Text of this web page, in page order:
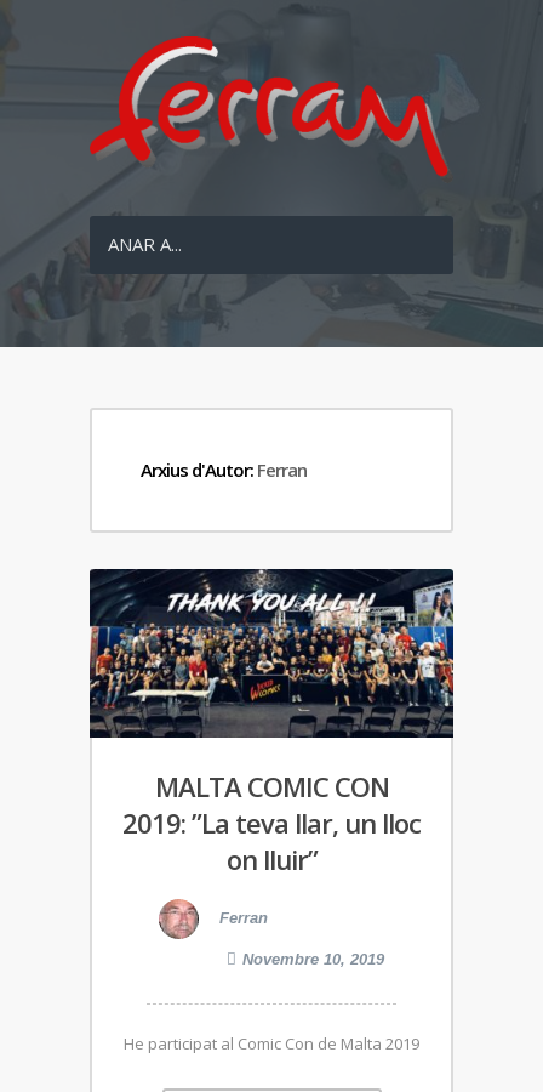
ANAR A...
Arxius d'Autor: Ferran
MALTA COMIC CON
2019: ”La teva llar, un lloc
on lluir”
Ferran
Novembre 10, 2019
He participat al Comic Con de Malta 2019